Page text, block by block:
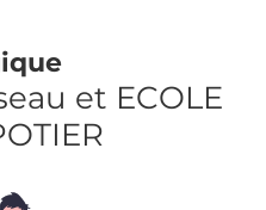
et ECOLE